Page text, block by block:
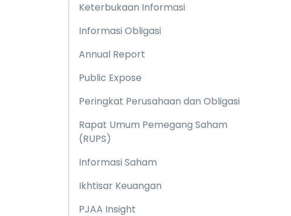
Keterbukaan Informasi
Informasi Obligasi
Annual Report
Public Expose
Peringkat Perusahaan dan Obligasi
Rapat Umum Pemegang Saham
(RUPS)
Informasi Saham
Ikhtisar Keuangan
PJAA Insight